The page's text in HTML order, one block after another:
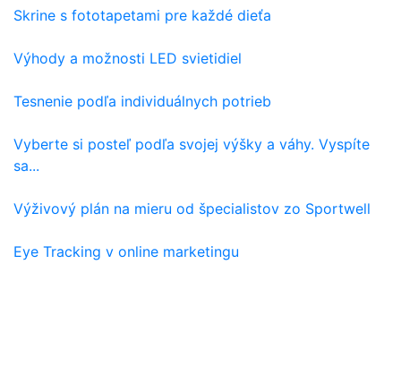
Skrine s fototapetami pre každé dieťa
Výhody a možnosti LED svietidiel
Tesnenie podľa individuálnych potrieb
Vyberte si posteľ podľa svojej výšky a váhy. Vyspíte
sa...
Výživový plán na mieru od špecialistov zo Sportwell
Eye Tracking v online marketingu